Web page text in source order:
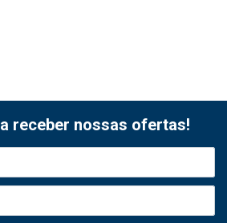
receber nossas ofertas!